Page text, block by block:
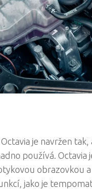
je navržen
používá.
obrazovkou
jako je